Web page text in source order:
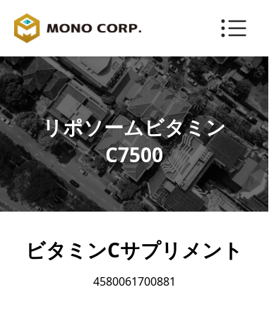
リポソームビタミン
C7500
ビタミンCサプリメント
4580061700881
ENGLISH
お問い合わせ